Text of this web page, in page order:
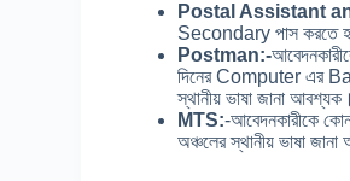
Postal Assistant
Secondary পাস করতে
Postman:-
দিনের Computer এর
স্থানীয় ভাষা জানা আবশ্যক।
MTS:-আবেদনকারীকে
অঞ্চলের স্থানীয় ভাষা